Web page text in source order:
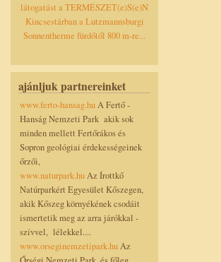
látogatást a TERMÉSZET(e)S(e)N
Kincsestárban a Lutzmannsburgi
Sonnentherme fürdőtől 800 m-re...
ajánljuk partnereinket
www.ferto-hansag.huA Fertő -
Hanság Nemzeti Park akik sok
minden mellett Fertőrákos és
Sopron geológiai érdekességeinek
őrzői,
www.naturpark.huAz Írottkő
Natúrparkért Egyesület Kőszegen,
akik Kőszeg környékének csodáit
ismertetik meg az arra járókkal -
szívvel, lélekkel....
www.orseginemzetipark.huAz